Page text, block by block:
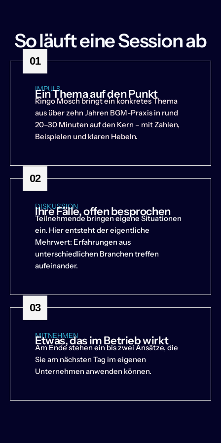
So läuft eine Session ab
01
IMPULS
Ein Thema auf den Punkt
Ringo Mosch bringt ein konkretes Thema
aus über zehn Jahren BGM-Praxis in rund
20–30 Minuten auf den Kern – mit Zahlen,
Beispielen und klaren Hebeln.
02
DISKUSSION
Ihre Fälle, offen besprochen
Teilnehmende bringen eigene Situationen
ein. Hier entsteht der eigentliche
Mehrwert: Erfahrungen aus
unterschiedlichen Branchen treffen
aufeinander.
03
MITNEHMEN
Etwas, das im Betrieb wirkt
Am Ende stehen ein bis zwei Ansätze, die
Sie am nächsten Tag im eigenen
Unternehmen anwenden können.